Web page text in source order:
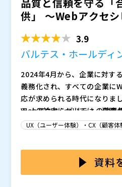
供」 ～Webアクセ
3.9
バルテス・ホールディ
2024年4月から、企業に対す
義務化され、すべての企業に
応が求められる時代になりま
ティの対応については、現時
はありませんが（報告義務を
Webアクセシビリティの効果
築は取り組み方がわからない
ではないでしょうか。また、
囲が広いことから、なかなか
りません。サービスの品質を
メージと信頼を守る大事な施
UX（ユーザー体験）・CX（顧客体
資料